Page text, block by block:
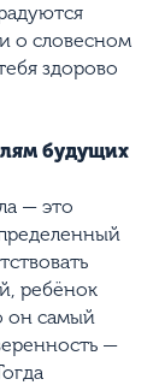
о словесном
здорово
будущих
— это
ребёнок
он самый
—